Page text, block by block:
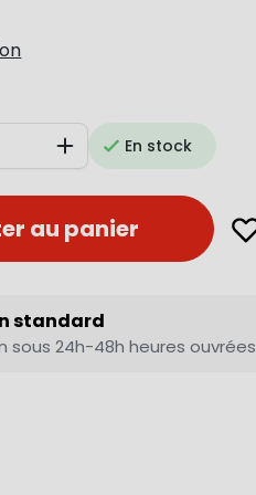
AugmenterEn stock
au panier
standard
sous 24h-48h heures ouvrées